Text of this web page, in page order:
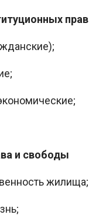
прав
и свободы
жилища;